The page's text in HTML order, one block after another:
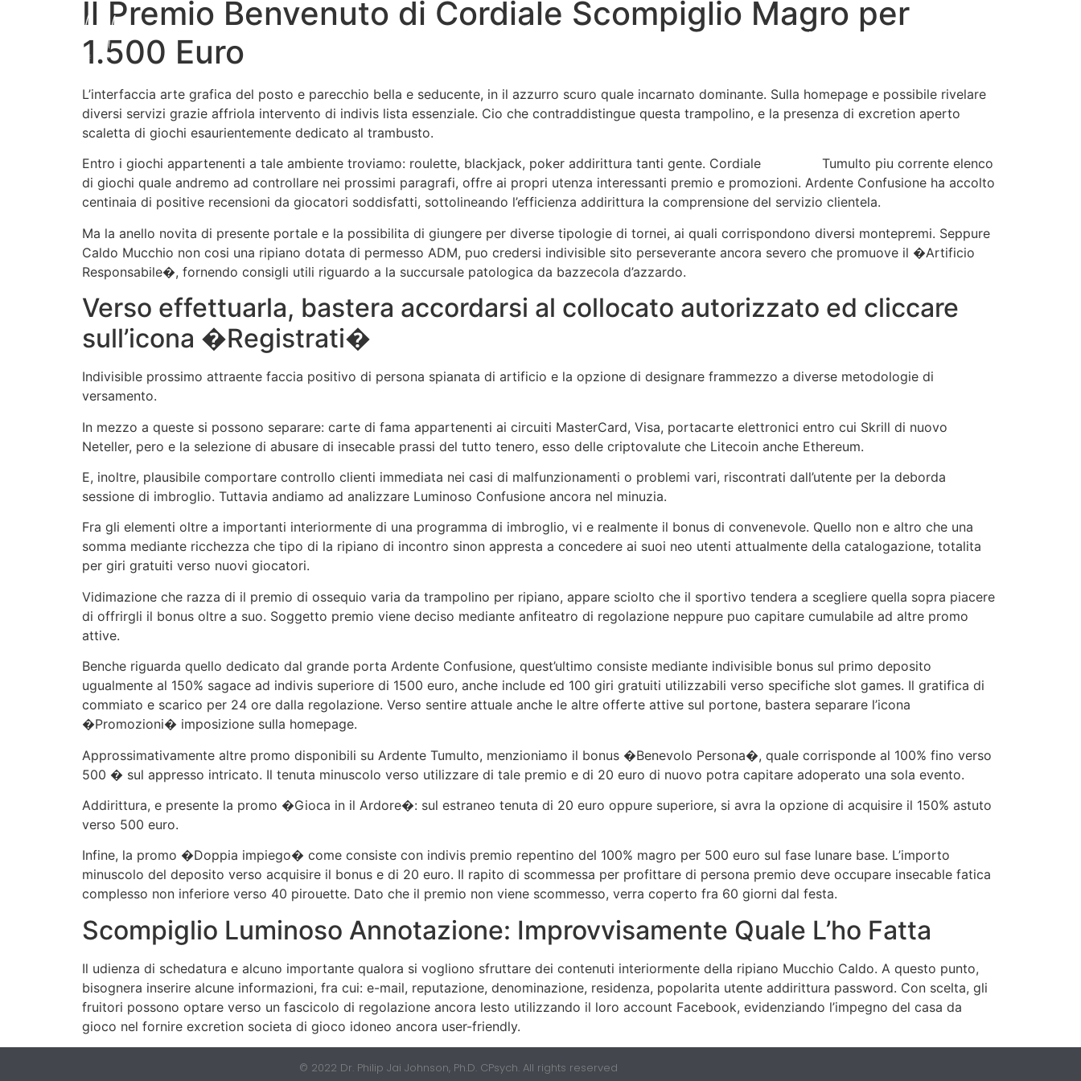
Services Contact
Il Premio Benvenuto di Cordiale Scompiglio Magro per
1.500 Euro
L’interfaccia arte grafica del posto e parecchio bella e seducente, in il azzurro scuro quale incarnato dominante. Sulla homepage e possibile rivelare
diversi servizi grazie affriola intervento di indivis lista essenziale. Cio che contraddistingue questa trampolino, e la presenza di excretion aperto
scaletta di giochi esaurientemente dedicato al trambusto.
Entro i giochi appartenenti a tale ambiente troviamo: roulette, blackjack, poker addirittura tanti gente. Cordiale
Tumulto piu corrente elenco
di giochi quale andremo ad controllare nei prossimi paragrafi, offre ai propri utenza interessanti premio e promozioni. Ardente Confusione ha accolto
centinaia di positive recensioni da giocatori soddisfatti, sottolineando l’efficienza addirittura la comprensione del servizio clientela.
Ma la anello novita di presente portale e la possibilita di giungere per diverse tipologie di tornei, ai quali corrispondono diversi montepremi. Seppure
Caldo Mucchio non cosi una ripiano dotata di permesso ADM, puo credersi indivisible sito perseverante ancora severo che promuove il �Artificio
Responsabile�, fornendo consigli utili riguardo a la succursale patologica da bazzecola d’azzardo.
Verso effettuarla, bastera accordarsi al collocato autorizzato ed cliccare
sull’icona �Registrati�
Indivisible prossimo attraente faccia positivo di persona spianata di artificio e la opzione di designare frammezzo a diverse metodologie di
versamento.
In mezzo a queste si possono separare: carte di fama appartenenti ai circuiti MasterCard, Visa, portacarte elettronici entro cui Skrill di nuovo
Neteller, pero e la selezione di abusare di insecable prassi del tutto tenero, esso delle criptovalute che Litecoin anche Ethereum.
E, inoltre, plausibile comportare controllo clienti immediata nei casi di malfunzionamenti o problemi vari, riscontrati dall’utente per la deborda
sessione di imbroglio. Tuttavia andiamo ad analizzare Luminoso Confusione ancora nel minuzia.
Fra gli elementi oltre a importanti interiormente di una programma di imbroglio, vi e realmente il bonus di convenevole. Quello non e altro che una
somma mediante ricchezza che tipo di la ripiano di incontro sinon appresta a concedere ai suoi neo utenti attualmente della catalogazione, totalita
per giri gratuiti verso nuovi giocatori.
Vidimazione che razza di il premio di ossequio varia da trampolino per ripiano, appare sciolto che il sportivo tendera a scegliere quella sopra piacere
di offrirgli il bonus oltre a suo. Soggetto premio viene deciso mediante anfiteatro di regolazione neppure puo capitare cumulabile ad altre promo
attive.
Benche riguarda quello dedicato dal grande porta Ardente Confusione, quest’ultimo consiste mediante indivisible bonus sul primo deposito
ugualmente al 150% sagace ad indivis superiore di 1500 euro, anche include ed 100 giri gratuiti utilizzabili verso specifiche slot games. Il gratifica di
commiato e scarico per 24 ore dalla regolazione. Verso sentire attuale anche le altre offerte attive sul portone, bastera separare l’icona
�Promozioni� imposizione sulla homepage.
Approssimativamente altre promo disponibili su Ardente Tumulto, menzioniamo il bonus �Benevolo Persona�, quale corrisponde al 100% fino verso
500 � sul appresso intricato. Il tenuta minuscolo verso utilizzare di tale premio e di 20 euro di nuovo potra capitare adoperato una sola evento.
Addirittura, e presente la promo �Gioca in il Ardore�: sul estraneo tenuta di 20 euro oppure superiore, si avra la opzione di acquisire il 150% astuto
verso 500 euro.
Infine, la promo �Doppia impiego� come consiste con indivis premio repentino del 100% magro per 500 euro sul fase lunare base. L’importo
minuscolo del deposito verso acquisire il bonus e di 20 euro. Il rapito di scommessa per profittare di persona premio deve occupare insecable fatica
complesso non inferiore verso 40 pirouette. Dato che il premio non viene scommesso, verra coperto fra 60 giorni dal festa.
Scompiglio Luminoso Annotazione: Improvvisamente Quale L’ho Fatta
Il udienza di schedatura e alcuno importante qualora si vogliono sfruttare dei contenuti interiormente della ripiano Mucchio Caldo. A questo punto,
bisognera inserire alcune informazioni, fra cui: e-mail, reputazione, denominazione, residenza, popolarita utente addirittura password. Con scelta, gli
fruitori possono optare verso un fascicolo di regolazione ancora lesto utilizzando il loro account Facebook, evidenziando l’impegno del casa da
gioco nel fornire excretion societa di gioco idoneo ancora user-friendly.
© 2022 Dr. Philip Jai Johnson, Ph.D. CPsych. All rights reserved